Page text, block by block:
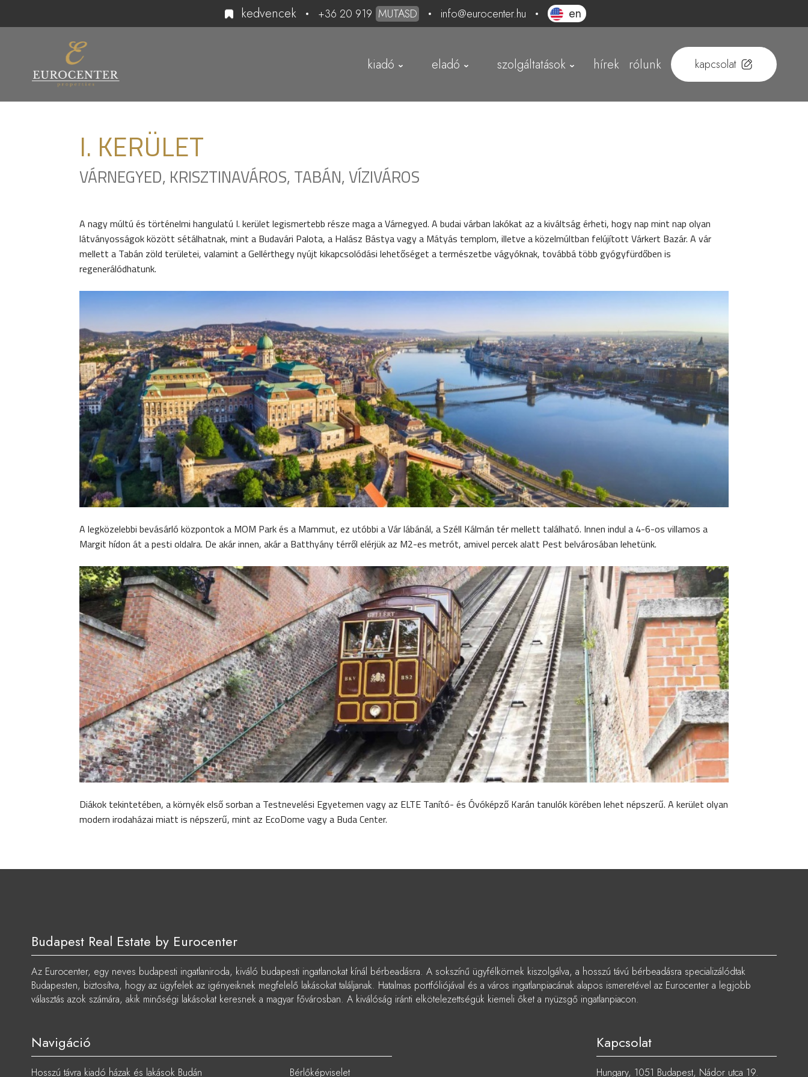
kedvencek +36 20 919 MUTASD info@eurocenter.hu en
kiadó eladó szolgáltatások hírek rólunk kapcsolat
I. KERÜLET
VÁRNEGYED, KRISZTINAVÁROS, TABÁN, VÍZIVÁROS
A nagy múltú és történelmi hangulatú I. kerület legismertebb része maga a Várnegyed. A budai várban lakókat az a kiváltság érheti, hogy nap mint nap olyan
látványosságok között sétálhatnak, mint a Budavári Palota, a Halász Bástya vagy a Mátyás templom, illetve a közelmúltban felújított Várkert Bazár. A vár
mellett a Tabán zöld területei, valamint a Gellérthegy nyújt kikapcsolódási lehetőséget a természetbe vágyóknak, továbbá több gyógyfürdőben is
regenerálódhatunk.
A legközelebbi bevásárló központok a MOM Park és a Mammut, ez utóbbi a Vár lábánál, a Széll Kálmán tér mellett található. Innen indul a 4-6-os villamos a
Margit hídon át a pesti oldalra. De akár innen, akár a Batthyány térről elérjük az M2-es metrót, amivel percek alatt Pest belvárosában lehetünk.
Diákok tekintetében, a környék első sorban a Testnevelési Egyetemen vagy az ELTE Tanító- és Óvóképző Karán tanulók körében lehet népszerű. A kerület olyan
modern irodaházai miatt is népszerű, mint az EcoDome vagy a Buda Center.
Budapest Real Estate by Eurocenter
Az Eurocenter, egy neves budapesti ingatlaniroda, kiváló budapesti ingatlanokat kínál bérbeadásra. A sokszínű ügyfélkörnek kiszolgálva, a hosszú távú bérbeadásra specializálódtak
Budapesten, biztosítva, hogy az ügyfelek az igényeiknek megfelelő lakásokat találjanak. Hatalmas portfóliójával és a város ingatlanpiacának alapos ismeretével az Eurocenter a legjobb
választás azok számára, akik minőségi lakásokat keresnek a magyar fővárosban. A kiválóság iránti elkötelezettségük kiemeli őket a nyüzsgő ingatlanpiacon.
Navigáció
Hosszú távra kiadó házak és lakások Budán Bérlőképviselet
Kapcsolat
Hungary, 1051 Budapest, Nádor utca 19.